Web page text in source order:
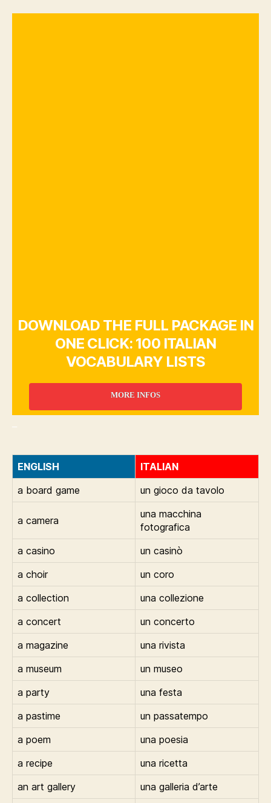
DOWNLOAD THE FULL PACKAGE IN
ONE CLICK: 100 ITALIAN
VOCABULARY LISTS
MORE INFOS
ENGLISH
ITALIAN
a board game
un gioco da tavolo
a camera
una macchina
fotografica
a casino
un casinò
a choir
un coro
a collection
una collezione
a concert
un concerto
a magazine
una rivista
a museum
un museo
a party
una festa
a pastime
un passatempo
a poem
una poesia
a recipe
una ricetta
an art gallery
una galleria d’arte